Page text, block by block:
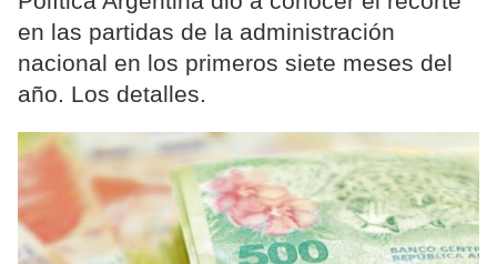
en las partidas de la administración
nacional en los primeros siete meses del
año. Los detalles.